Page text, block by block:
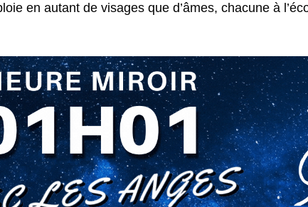
en autant de visages que d’âmes, chacune à